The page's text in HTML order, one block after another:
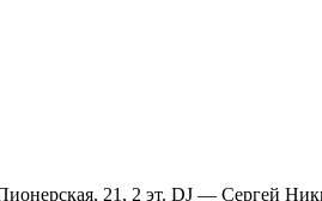
21, 2 эт. DJ — Сергей